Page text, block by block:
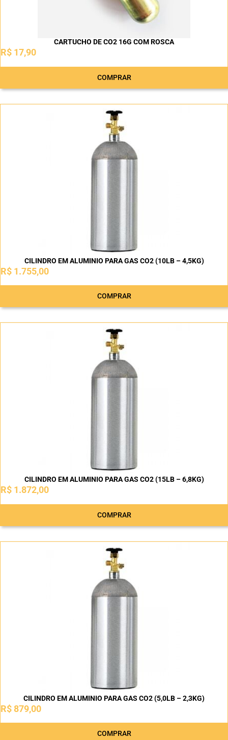
CARTUCHO DE CO2 16G COM ROSCA
R$ 17,90
COMPRAR
CILINDRO EM ALUMINIO PARA GAS CO2 (10LB – 4,5KG)
R$ 1.755,00
COMPRAR
CILINDRO EM ALUMINIO PARA GAS CO2 (15LB – 6,8KG)
R$ 1.872,00
COMPRAR
CILINDRO EM ALUMINIO PARA GAS CO2 (5,0LB – 2,3KG)
R$ 879,00
COMPRAR